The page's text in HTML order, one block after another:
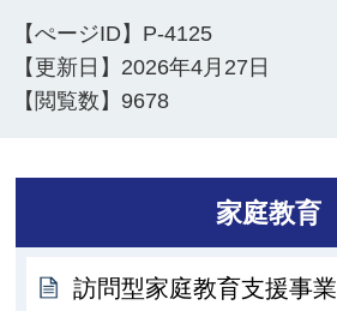
【ぺージID】 P-4125
【更新日】 2026年4月27日
【閲覧数】 9678
家庭教育
訪問型家庭教育支援事業